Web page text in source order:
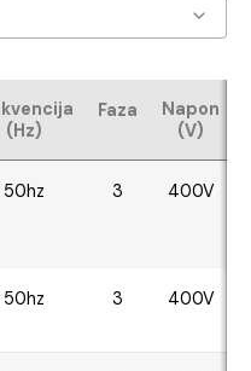
(Hz)
Faza
Napon
(V)
50hz 3 400V
50hz 3 400V